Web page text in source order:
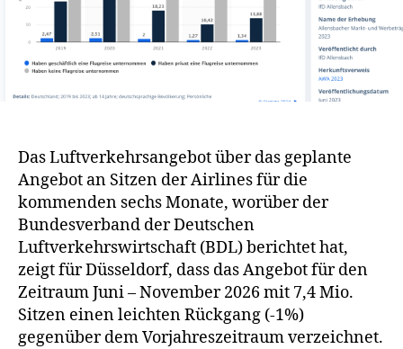
Das Luftverkehrsangebot über das geplante
Angebot an Sitzen der Airlines für die
kommenden sechs Monate, worüber der
Bundesverband der Deutschen
Luftverkehrswirtschaft (BDL) berichtet hat,
zeigt für Düsseldorf, dass das Angebot für den
Zeitraum Juni – November 2026 mit 7,4 Mio.
Sitzen einen leichten Rückgang (-1%)
gegenüber dem Vorjahreszeitraum verzeichnet.